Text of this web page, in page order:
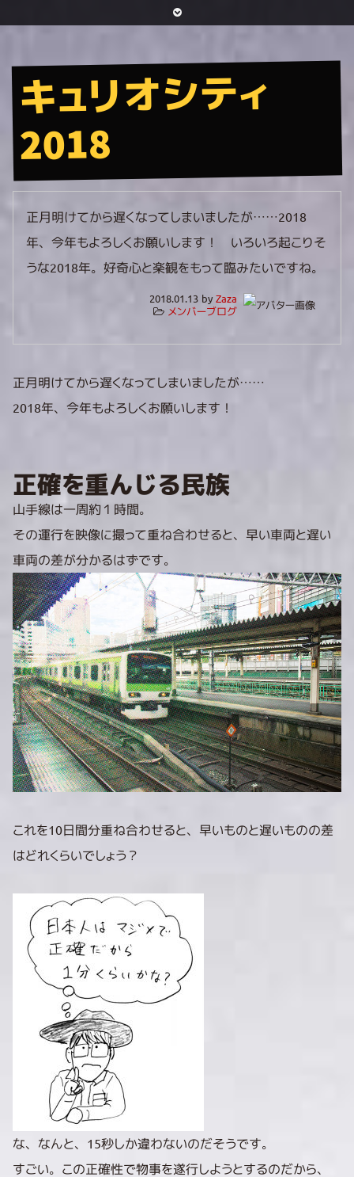
キュリオシティ
2018
正月明けてから遅くなってしまいましたが……2018
年、今年もよろしくお願いします！ いろいろ起こりそ
うな2018年。好奇心と楽観をもって臨みたいですね。
2018.01.13 by Zaza
メンバーブログ
正月明けてから遅くなってしまいましたが……
2018年、今年もよろしくお願いします！
正確を重んじる民族
山手線は一周約１時間。
その運行を映像に撮って重ね合わせると、早い車両と遅い
車両の差が分かるはずです。
これを10日間分重ね合わせると、早いものと遅いものの差
はどれくらいでしょう？
な、なんと、15秒しか違わないのだそうです。
すごい。この正確性で物事を遂行しようとするのだから、